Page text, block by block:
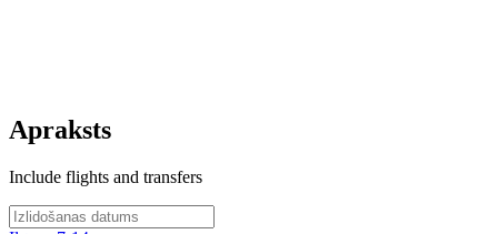
Apraksts
Include flights and transfers